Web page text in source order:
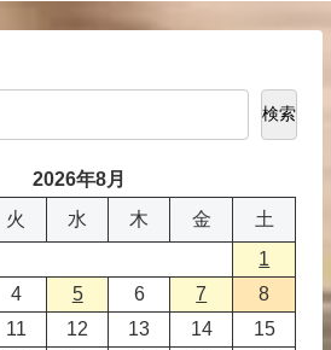
検索
2026年8月
火 水 木 金
土
1
4 5 6 7
8
11 12 13 14
15